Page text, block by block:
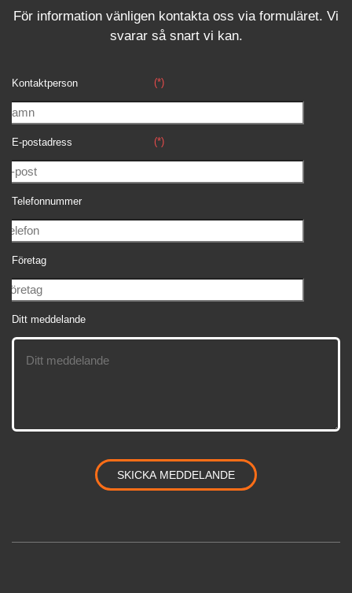
För information vänligen kontakta oss via formuläret. Vi
svararså snart vi kan.
Kontaktperson (*)
E-postadress (*)
Telefonnummer
Företag
Ditt meddelande